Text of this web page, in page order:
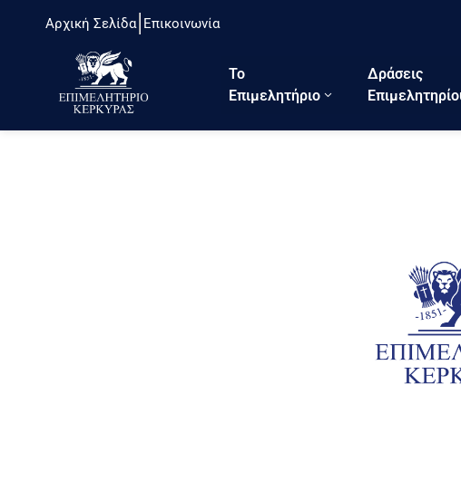
Αρχική Σελίδα Επικοινωνία
Το
Eπιμελητήριο
Δράσεις